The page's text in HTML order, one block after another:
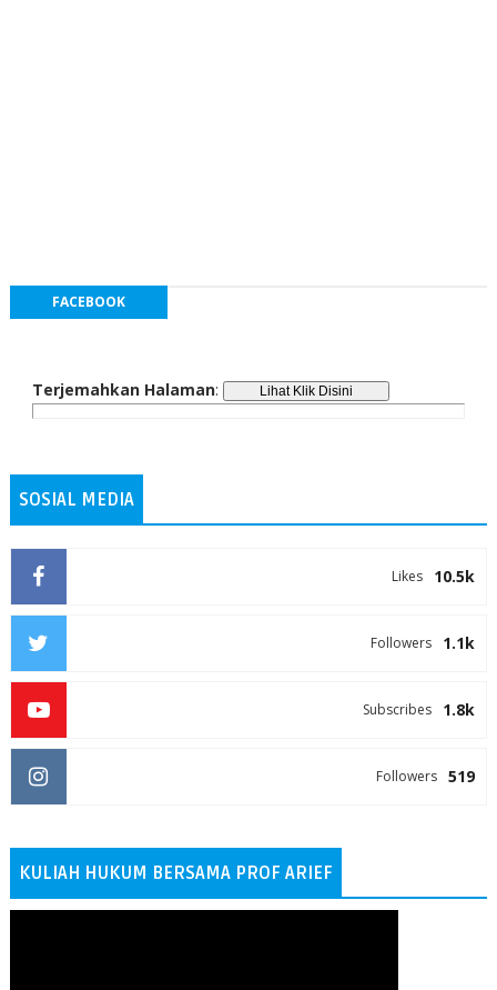
FACEBOOK
Terjemahkan Halaman:
SOSIAL MEDIA
10.5k
Likes
1.1k
Followers
1.8k
Subscribes
519
Followers
KULIAH HUKUM BERSAMA PROF ARIEF